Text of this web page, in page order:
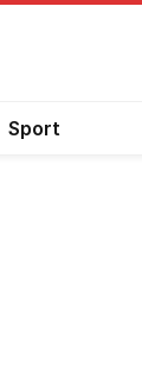
Sport